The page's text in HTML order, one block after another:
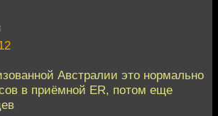
Австралии это нормально
в приёмной ER, потом еще